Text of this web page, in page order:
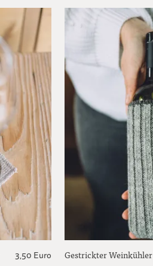
3,50 Euro Gestrickter Weinkühler